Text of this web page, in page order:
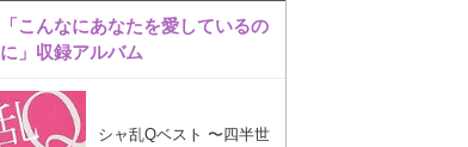
「こんなにあなたを愛しているの
に」収録アルバム
シャ乱Qベスト 〜四半世